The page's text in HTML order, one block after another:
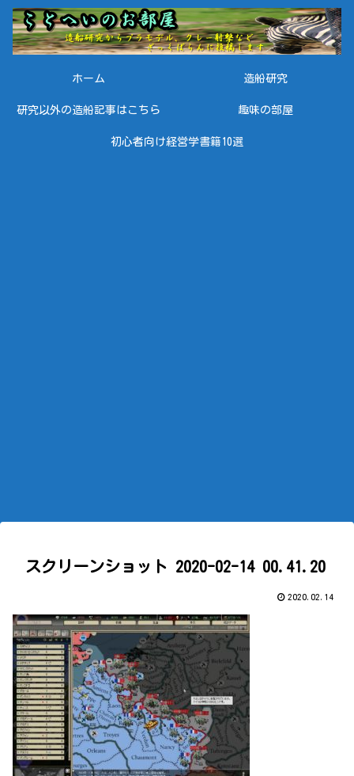
ホーム 造船研究
研究以外の造船記事はこちら 趣味の部屋
初心者向け経営学書籍10選
スクリーンショット 2020-02-14 00.41.20
2020.02.14